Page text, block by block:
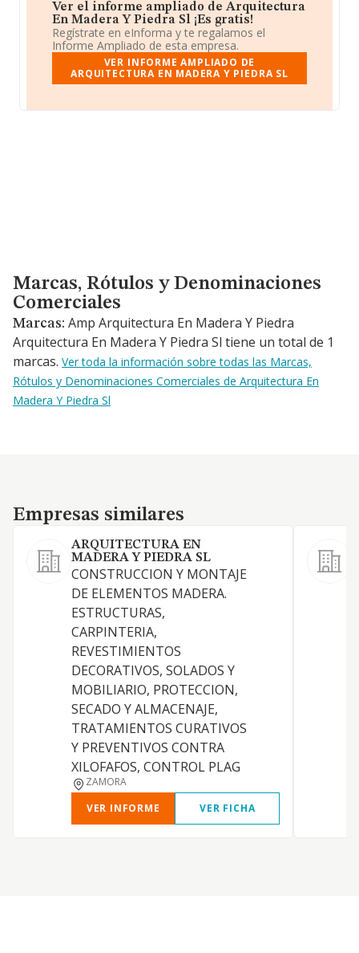
Ver el informe ampliado de Arquitectura
En Madera Y Piedra Sl ¡Es gratis!
Regístrate en eInforma y te regalamos el
Informe Ampliado de esta empresa.
VER INFORME AMPLIADO DE
ARQUITECTURA EN MADERA Y PIEDRA SL
Marcas, Rótulos y Denominaciones Comerciales
Marcas, Rótulos y Denominaciones
Comerciales
Marcas: Amp Arquitectura En Madera Y Piedra
Arquitectura En Madera Y Piedra Sl tiene un total de 1
marcas. Ver toda la información sobre todas las Marcas,
Rótulos y Denominaciones Comerciales de Arquitectura En
Madera Y Piedra Sl
Empresas similares
Empresas similares
ARQUITECTURA EN
MADERA Y PIEDRA SL
CONSTRUCCION Y MONTAJE
DE ELEMENTOS MADERA.
ESTRUCTURAS,
CARPINTERIA,
REVESTIMIENTOS
DECORATIVOS, SOLADOS Y
MOBILIARIO, PROTECCION,
SECADO Y ALMACENAJE,
TRATAMIENTOS CURATIVOS
Y PREVENTIVOS CONTRA
XILOFAFOS, CONTROL PLAG
ZAMORA
VER INFORME
VER FICHA